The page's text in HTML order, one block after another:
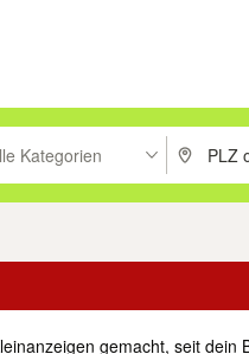
zu suchen, oder
Kategorien PLZ
gemacht, seit